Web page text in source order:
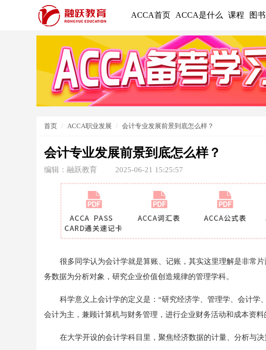
ACCA首页 ACCA是什么 课程 图书
首页 ACCA职业发展 会计专业发展前景到底怎么样？
会计专业发展前景到底怎么样？
编辑：融跃教育 2025-06-21 15:25:57
很多同学认为会计学就是算账、记账，其实这里理解是非常
务数据为分析对象，研究企业价值创造规律的管理学科。
科学意义上会计学的定义是：“研究经济学、管理学、会计
会计为主，兼顾计算机与财务管理，进行企业财务活动和成本资料
在大学开设的会计学科目里，聚焦经济数据的计量、分析与决